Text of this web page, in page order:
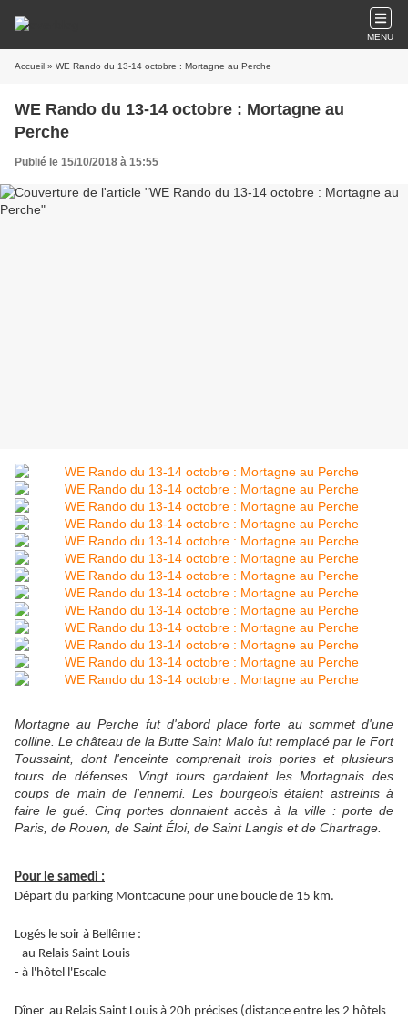
MENU
Accueil » WE Rando du 13-14 octobre : Mortagne au Perche
WE Rando du 13-14 octobre : Mortagne au
Perche
Publié le 15/10/2018 à 15:55
Mortagne au Perche fut d'abord place forte au sommet d'une
colline. Le château de la Butte Saint Malo fut remplacé par le Fort
Toussaint, dont l'enceinte comprenait trois portes et plusieurs
tours de défenses. Vingt tours gardaient les Mortagnais des
coups de main de l'ennemi. Les bourgeois étaient astreints à
faire le gué. Cinq portes donnaient accès à la ville : porte de
Paris, de Rouen, de Saint Éloi, de Saint Langis et de Chartrage.
Pour le samedi :
Départ du parking Montcacune pour une boucle de 15 km.
Logés le soir à Bellême :
- au Relais Saint Louis
- à l'hôtel l'Escale
Dîner au Relais Saint Louis à 20h précises (distance entre les 2 hôtels